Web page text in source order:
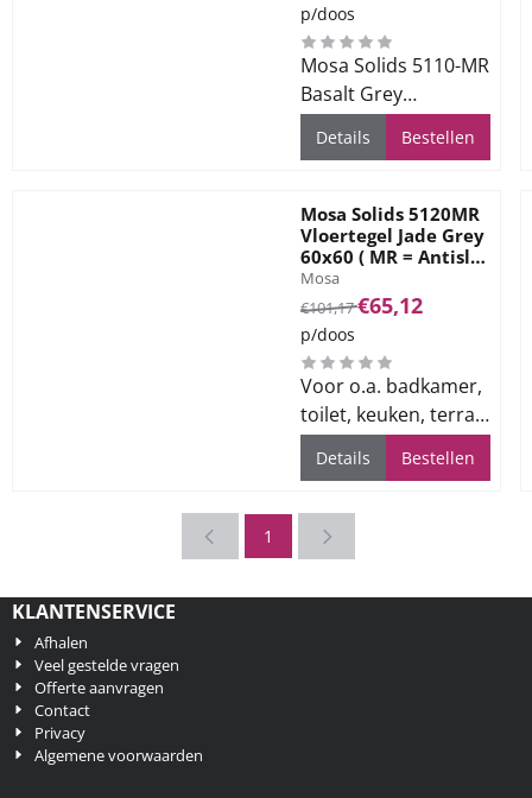
p/doos
Mosa Solids 5110-MR
Basalt Grey
60x60cm. ( MR =
Antislip )
Details Bestellen
Mosa Solids 5120MR
Vloertegel Jade Grey
60x60 ( MR = Antislip
)Merk:
Mosa
Van 101,17 voor 65,12
€101,17€65,12
p/doos
Voor o.a. badkamer,
toilet, keuken, terras
en bedrijfsvloeren
Details Bestellen
1
KLANTENSERVICE
Afhalen
Veel gestelde vragen
Offerte aanvragen
Contact
Privacy
Algemene voorwaarden